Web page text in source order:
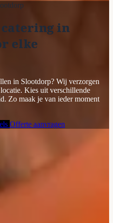
catering in
elke
in Slootdorp? Wij verzorgen
Kies uit verschillende
Zo maak je van ieder moment
Offerte aanvragen